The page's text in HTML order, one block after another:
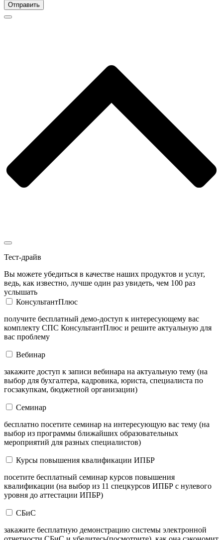
Отправить
Тест-драйв
Вы можете убедиться в качестве наших продуктов и услуг,
ведь, как известно, лучше один раз увидеть, чем 100 раз
услышать
КонсультантПлюс
получите бесплатный демо-доступ к интересующему вас
комплекту СПС КонсультантПлюс и решите актуальную для
вас проблему
Вебинар
закажите доступ к записи вебинара на актуальную тему (на
выбор для бухгалтера, кадровика, юриста, специалиста по
госзакупкам, бюджетной организации)
Семинар
бесплатно посетите семинар на интересующую вас тему (на
выбор из программы ближайших образовательных
мероприятий для разных специалистов)
Курсы повышения квалификации ИПБР
посетите бесплатный семинар курсов повышения
квалификации (на выбор из 11 спецкурсов ИПБР с нулевого
уровня до аттестации ИПБР)
СБиС
закажите бесплатную демонстрацию системы электронной